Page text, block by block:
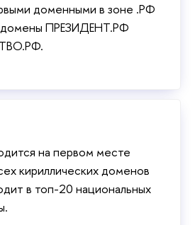
доменными в зоне .РФ
домены ПРЕЗИДЕНТ.РФ
на первом месте
кириллических доменов
в топ-20 национальных